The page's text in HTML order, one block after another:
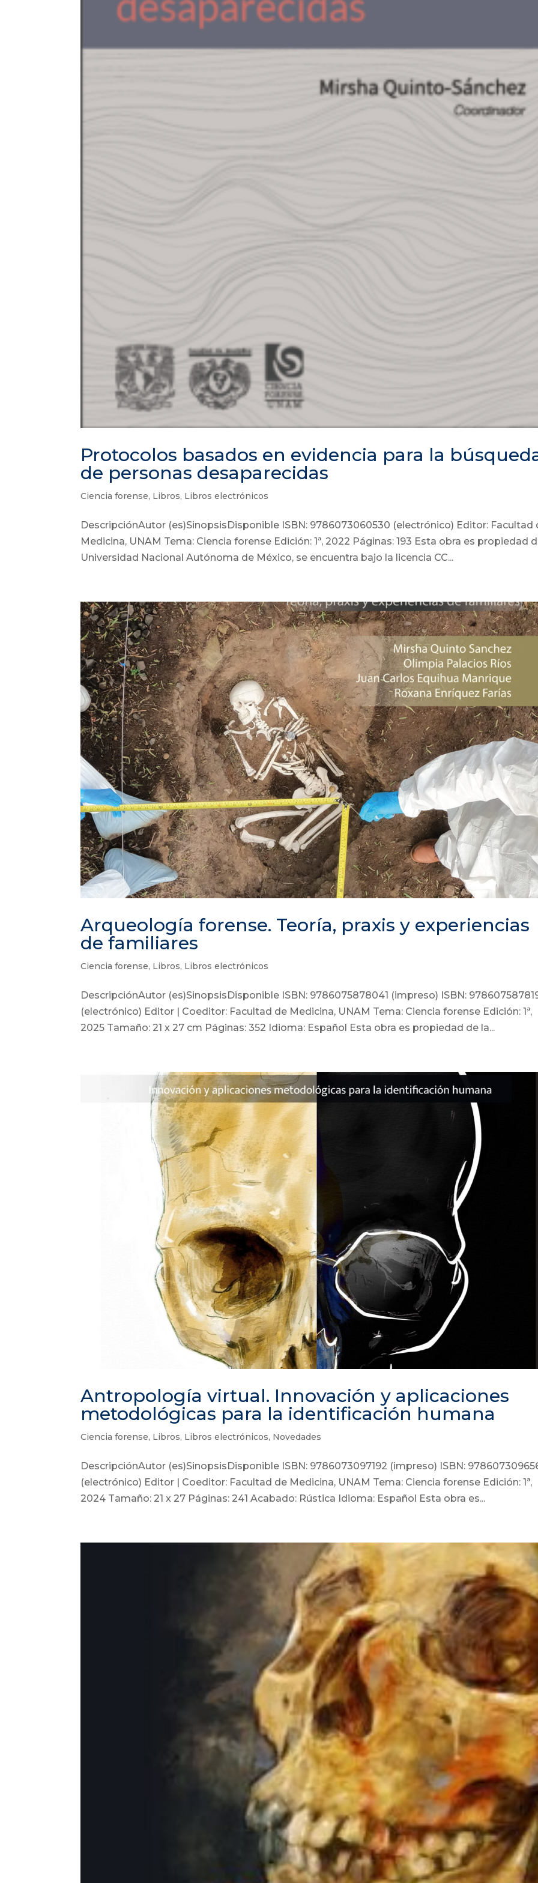
Protocolos basados en evidencia para la
de personas desaparecidas
Ciencia forense, Libros, Libros electrónicos
DescripciónAutor (es)SinopsisDisponible ISBN: 9786073060530 (electrónico) Editor: Facultad
Medicina, UNAM Tema: Ciencia forense Edición: 1ª, 2022 Páginas: 193 Esta obra es propiedad
Universidad Nacional Autónoma de México, se encuentra bajo la licencia CC...
Arqueología forense. Teoría, praxis y experiencias
de familiares
Ciencia forense, Libros, Libros electrónicos
DescripciónAutor (es)SinopsisDisponible ISBN: 9786075878041 (impreso) ISBN:
(electrónico) Editor | Coeditor: Facultad de Medicina, UNAM Tema: Ciencia forense Edición: 1ª,
2025 Tamaño: 21 x 27 cm Páginas: 352 Idioma: Español Esta obra es propiedad de la...
Antropología virtual. Innovación y aplicaciones
metodológicas para la identificación humana
Ciencia forense, Libros, Libros electrónicos, Novedades
DescripciónAutor (es)SinopsisDisponible ISBN: 9786073097192 (impreso) ISBN:
(electrónico) Editor | Coeditor: Facultad de Medicina, UNAM Tema: Ciencia forense Edición: 1ª,
2024 Tamaño: 21 x 27 Páginas: 241 Acabado: Rústica Idioma: Español Esta obra es...